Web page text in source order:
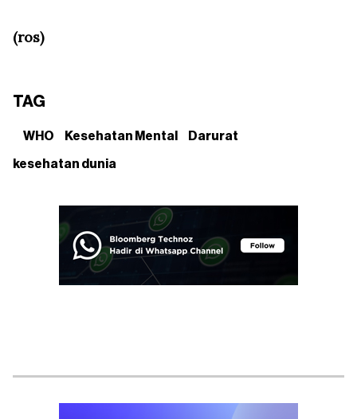
(ros)
TAG
WHO Kesehatan Mental Darurat
kesehatan dunia